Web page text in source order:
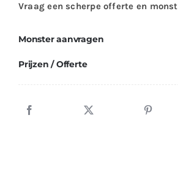
Vraag een scherpe offerte en
Monster aanvragen
Prijzen / Offerte